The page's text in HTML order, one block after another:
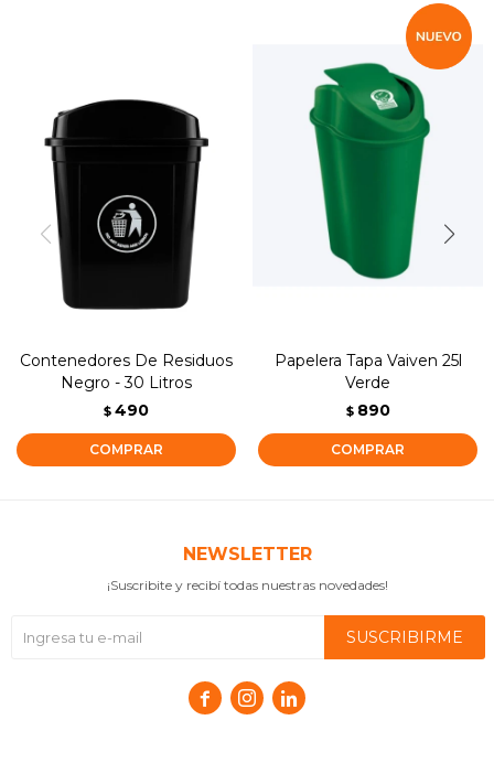
Contenedores De Residuos
Negro - 30 Litros
$ 490
Papelera Tapa Vaiven 25l
Verde
$ 890
NEWSLETTER
¡Suscribite y recibí todas nuestras novedades!
SUSCRIBIRME
  